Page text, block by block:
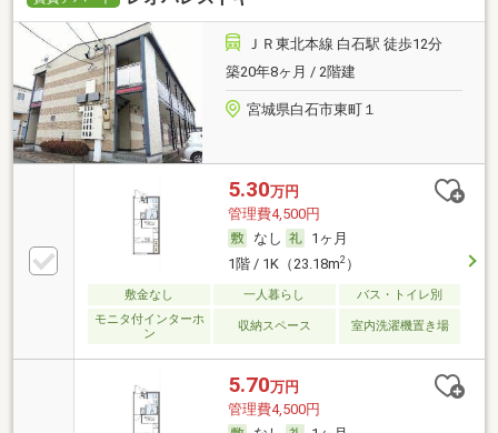
ＪＲ東北本線 白石駅 徒歩12分
築20年8ヶ月 / 2階建
宮城県白石市東町１
5.30万円
管理費4,500円
なし
1ヶ月
1階 / 1K（23.18m2）
敷金なし 一人暮らし
バス・トイレ別
モニタ付インターホ
ン
収納スペース 室内洗濯機置き場
5.70万円
管理費4,500円